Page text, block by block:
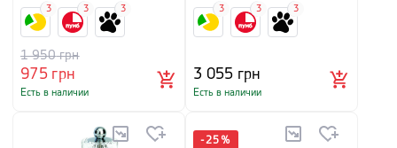
975грн
1 950грн
Есть в наличии
3 3 3
3 055 грн
Есть в наличии
3 3 3
-25 %